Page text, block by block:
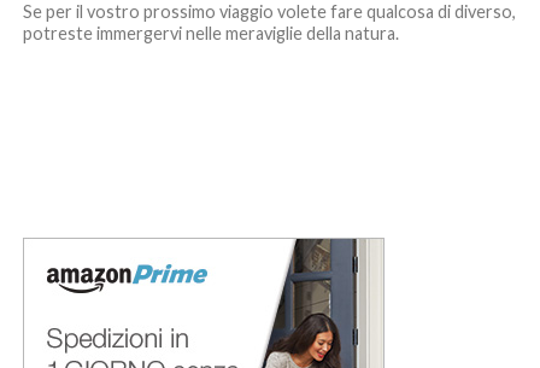
Se per il vostro prossimo viaggio volete fare qualcosa di diverso,
potreste immergervi nelle meraviglie della natura.